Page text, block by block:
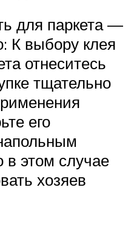
для паркета —
К выбору клея
отнеситесь
тщательно
его
в этом случае
хозяев